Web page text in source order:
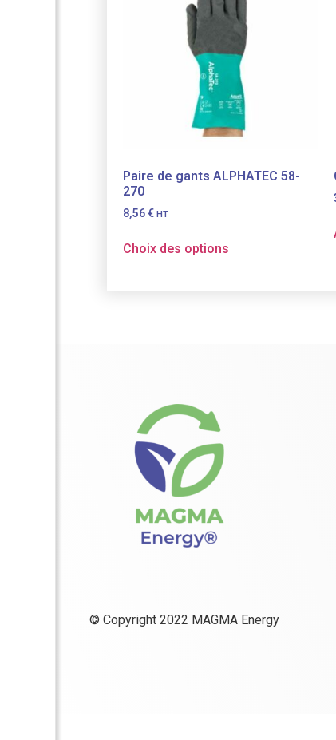
Paire de gants ALPHATEC 58-
270
8,56€ HT
Choix des options
© Copyright 2022 MAGMA Energy